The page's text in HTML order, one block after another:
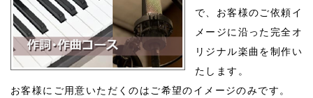
で、お客様のご依頼イ
メージに沿った完全オ
リジナル楽曲を制作い
たします。
お客様にご用意いただくのはご希望のイメージのみです。